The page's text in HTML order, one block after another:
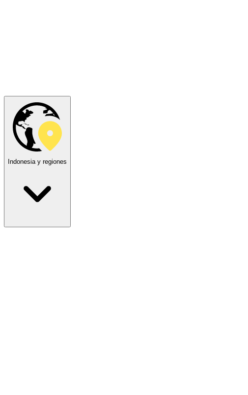
Indonesia y regiones